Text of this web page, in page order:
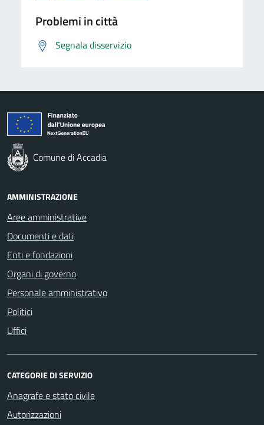
Problemi in città
Segnala disservizio
Comune di Accadia
AMMINISTRAZIONE
Aree amministrative
Documenti e dati
Enti e fondazioni
Organi di governo
Personale amministrativo
Politici
Uffici
CATEGORIE DI SERVIZIO
Anagrafe e stato civile
Autorizzazioni